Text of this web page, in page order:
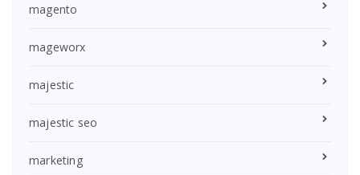
magento
mageworx
majestic
majestic seo
marketing